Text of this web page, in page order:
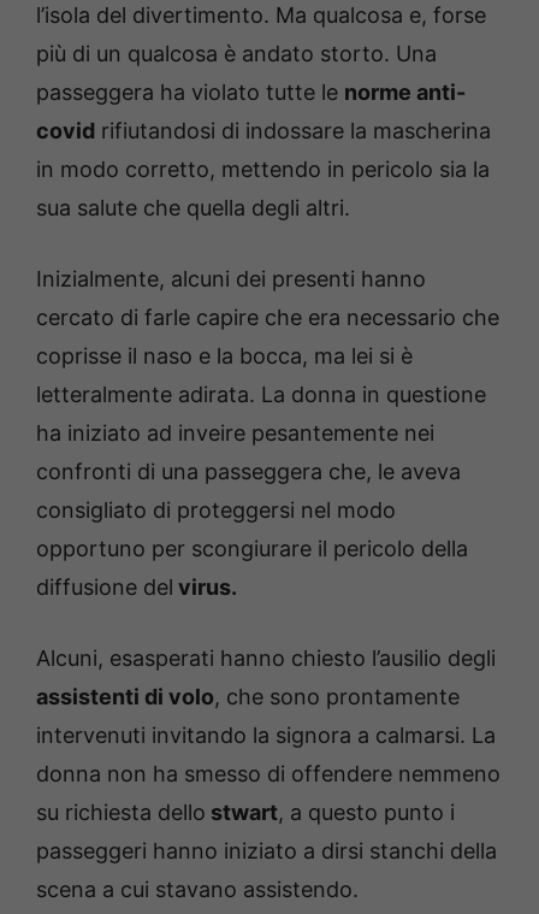
l’isola del divertimento. Ma qualcosa e, forse
più di un qualcosa è andato storto. Una
passeggera ha violato tutte le norme anti-
covid rifiutandosi di indossare la mascherina
in modo corretto, mettendo in pericolo sia la
sua salute che quella degli altri.
Inizialmente, alcuni dei presenti hanno
cercato di farle capire che era necessario che
coprisse il naso e la bocca, ma lei si è
letteralmente adirata. La donna in questione
ha iniziato ad inveire pesantemente nei
confronti di una passeggera che, le aveva
consigliato di proteggersi nel modo
opportuno per scongiurare il pericolo della
diffusione del virus.
Alcuni, esasperati hanno chiesto l’ausilio degli
assistenti di volo, che sono prontamente
intervenuti invitando la signora a calmarsi. La
donna non ha smesso di offendere nemmeno
su richiesta dello stwart, a questo punto i
passeggeri hanno iniziato a dirsi stanchi della
scena a cui stavano assistendo.